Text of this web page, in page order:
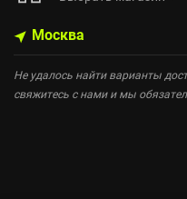
Москва
Не удалось найти варианты
свяжитесь с нами и мы